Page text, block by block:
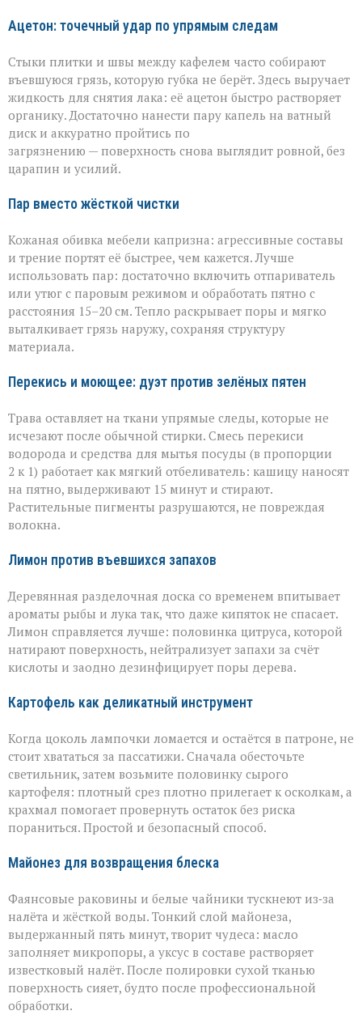
Ацетон: точечный удар по упрямым следам
Стыки плитки и швы между кафелем часто собирают
въевшуюся грязь, которую губка не берёт. Здесь выручает
жидкость для снятия лака: её ацетон быстро растворяет
органику. Достаточно нанести пару капель на ватный
диск и аккуратно пройтись по
загрязнению — поверхность снова выглядит ровной, без
царапин и усилий.
Пар вместо жёсткой чистки
Кожаная обивка мебели капризна: агрессивные составы
и трение портят её быстрее, чем кажется. Лучше
использовать пар: достаточно включить отпариватель
или утюг с паровым режимом и обработать пятно с
расстояния 15–20 см. Тепло раскрывает поры и мягко
выталкивает грязь наружу, сохраняя структуру
материала.
Перекись и моющее: дуэт против зелёных пятен
Трава оставляет на ткани упрямые следы, которые не
исчезают после обычной стирки. Смесь перекиси
водорода и средства для мытья посуды (в пропорции
2 к 1) работает как мягкий отбеливатель: кашицу наносят
на пятно, выдерживают 15 минут и стирают.
Растительные пигменты разрушаются, не повреждая
волокна.
Лимон против въевшихся запахов
Деревянная разделочная доска со временем впитывает
ароматы рыбы и лука так, что даже кипяток не спасает.
Лимон справляется лучше: половинка цитруса, которой
натирают поверхность, нейтрализует запахи за счёт
кислоты и заодно дезинфицирует поры дерева.
Картофель как деликатный инструмент
Когда цоколь лампочки ломается и остаётся в патроне, не
стоит хвататься за пассатижи. Сначала обесточьте
светильник, затем возьмите половинку сырого
картофеля: плотный срез плотно прилегает к осколкам, а
крахмал помогает провернуть остаток без риска
пораниться. Простой и безопасный способ.
Майонез для возвращения блеска
Фаянсовые раковины и белые чайники тускнеют из‑за
налёта и жёсткой воды. Тонкий слой майонеза,
выдержанный пять минут, творит чудеса: масло
заполняет микропоры, а уксус в составе растворяет
известковый налёт. После полировки сухой тканью
поверхность сияет, будто после профессиональной
обработки.